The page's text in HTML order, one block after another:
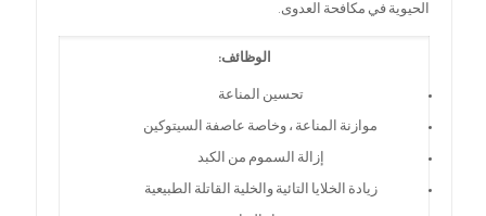
الحيوية في مكافحة العدوى.
الوظائف:
تحسين المناعة
موازنة المناعة ، وخاصة عاصفة السيتوكين
إزالة السموم من الكبد
زيادة الخلايا التائية والخلية القاتلة الطبيعية